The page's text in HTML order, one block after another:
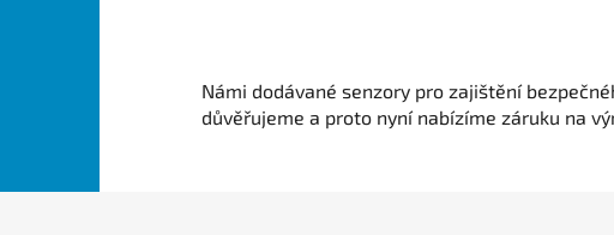
Námi dodávané senzory pro zajištění
důvěřujeme a proto nyní nabízíme záruku na